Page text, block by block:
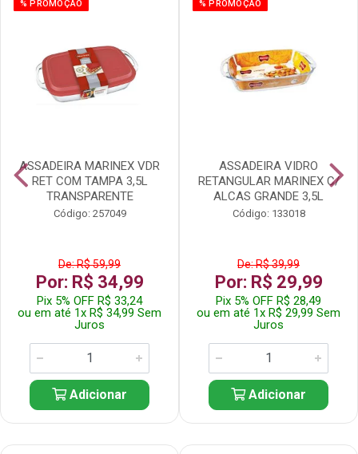
% PROMOÇÃO
ASSADEIRA MARINEX VDR
RET COM TAMPA 3,5L
TRANSPARENTE
Código: 257049
De: R$ 59,99
Por: R$ 34,99
Pix 5% OFF R$ 33,24
ou em até 1x R$ 34,99 Sem
Juros
Adicionar
% PROMOÇÃO
ASSADEIRA VIDRO
RETANGULAR MARINEX C/
ALCAS GRANDE 3,5L
Código: 133018
De: R$ 39,99
Por: R$ 29,99
Pix 5% OFF R$ 28,49
ou em até 1x R$ 29,99 Sem
Juros
Adicionar